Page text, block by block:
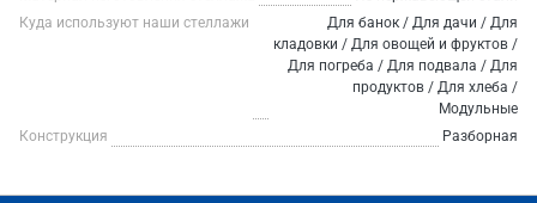
Куда используют наши стеллажи
Для банок / Для дачи / Для
кладовки / Для овощей и фруктов /
Для погреба / Для подвала / Для
продуктов / Для хлеба /
Модульные
Конструкция
Разборная